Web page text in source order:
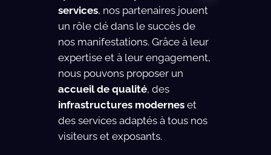
services, nos partenaires jouent
un rôle clé dans le succès de
nos manifestations. Grâce à leur
expertise et à leur engagement,
nous pouvons proposer un
accueil de qualité, des
infrastructures moderneset
des services adaptés à tous nos
visiteurs et exposants.